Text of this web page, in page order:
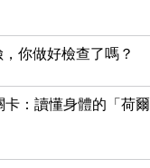
你做好檢查了嗎？
：讀懂身體的「荷爾